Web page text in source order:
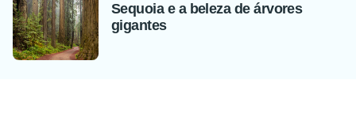
Sequoia e a beleza de árvores
gigantes